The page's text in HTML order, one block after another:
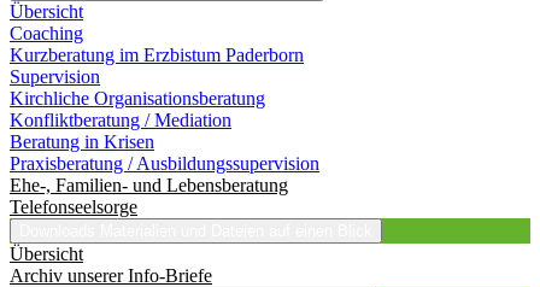
Übersicht
Coaching
Kurzberatung im Erzbistum Paderborn
Supervision
Kirchliche Organisationsberatung
Konfliktberatung / Mediation
Beratung in Krisen
Praxisberatung / Ausbildungssupervision
Ehe-, Familien- und Lebensberatung
Telefonseelsorge
Übersicht
Archiv unserer Info-Briefe